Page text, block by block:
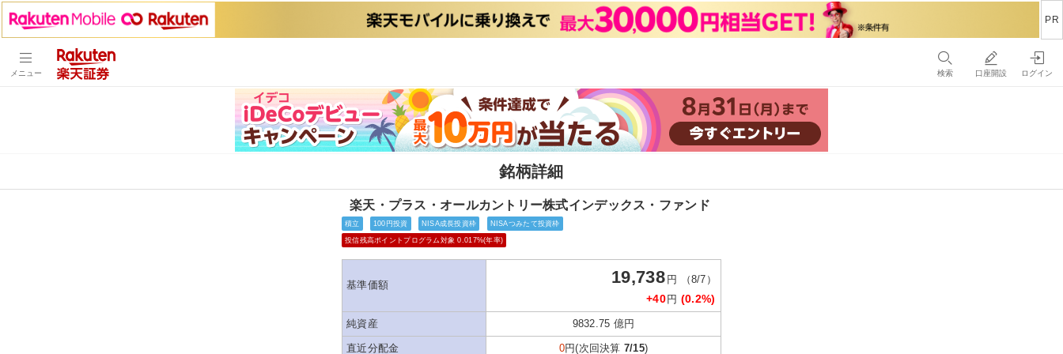
メニュー 検索 口座開設 ログイン
銘柄詳細
楽天・プラス・オールカントリー株式インデックス・ファンド
積立 100円投資 NISA成長投資枠 NISAつみたて投資枠
投信残高ポイントプログラム対象 0.017%(年率)
基準価額 19,738 円 （8/7）
+40円 (0.2%)
純資産 9832.75 億円
直近分配金 0円(次回決算 7/15)